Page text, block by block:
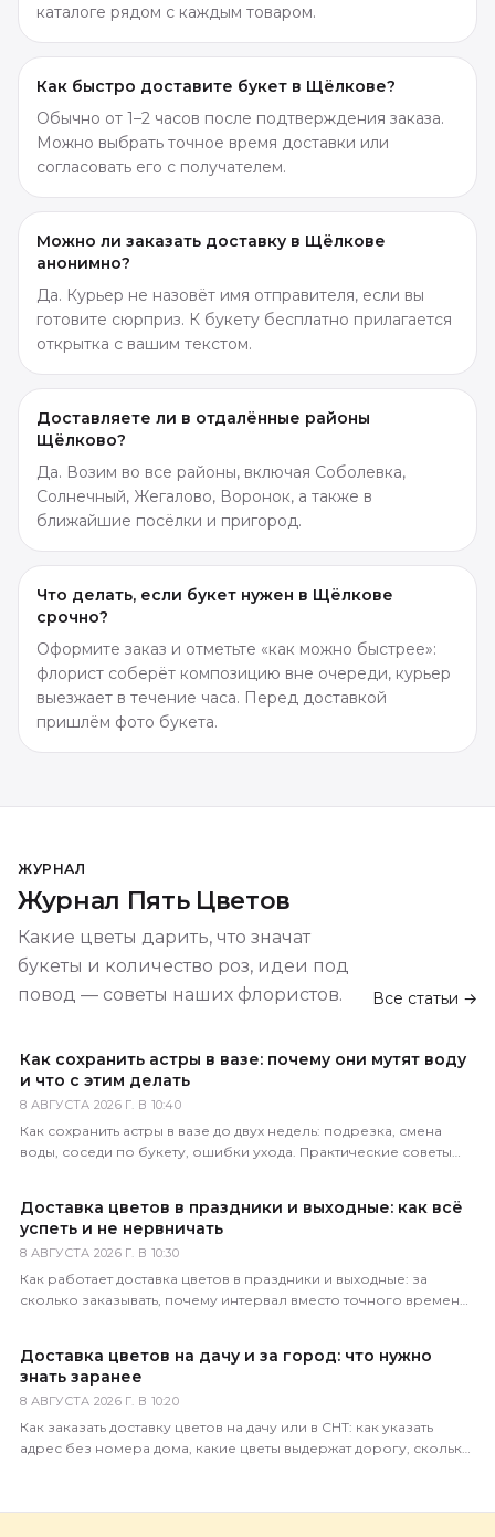
каталоге рядом с каждым товаром.
Как быстро доставите букет в Щёлкове?
Обычно от 1–2 часов после подтверждения заказа.
Можно выбрать точное время доставки или
согласовать его с получателем.
Можно ли заказать доставку в Щёлкове
анонимно?
Да. Курьер не назовёт имя отправителя, если вы
готовите сюрприз. К букету бесплатно прилагается
открытка с вашим текстом.
Доставляете ли в отдалённые районы
Щёлково?
Да. Возим во все районы, включая Соболевка,
Солнечный, Жегалово, Воронок, а также в
ближайшие посёлки и пригород.
Что делать, если букет нужен в Щёлкове
срочно?
Оформите заказ и отметьте «как можно быстрее»:
флорист соберёт композицию вне очереди, курьер
выезжает в течение часа. Перед доставкой
пришлём фото букета.
ЖУРНАЛ
Журнал Пять Цветов
Какие цветы дарить, что значат
букеты и количество роз, идеи под
повод — советы наших флористов.
Все статьи →
Как сохранить астры в вазе: почему они мутят воду
и что с этим делать
8 АВГУСТА 2026 Г. В 10:40
Как сохранить астры в вазе до двух недель: подрезка, смена
воды, соседи по букету, ошибки ухода. Практические советы
Доставка цветов в праздники и выходные: как всё
успеть и не нервничать
8 АВГУСТА 2026 Г. В 10:30
Как работает доставка цветов в праздники и выходные: за
сколько заказывать, почему интервал вместо точного времени,
Доставка цветов на дачу и за город: что нужно
знать заранее
8 АВГУСТА 2026 Г. В 10:20
Как заказать доставку цветов на дачу или в СНТ: как указать
адрес без номера дома, какие цветы выдержат дорогу, сколько